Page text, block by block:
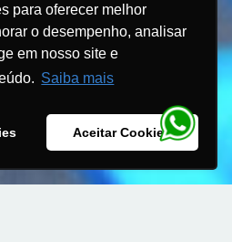
para oferecer melhor
o desempenho, analisar
em nosso site e
Saiba mais
Aceitar Cookies